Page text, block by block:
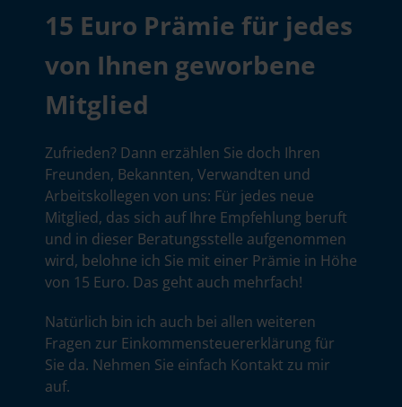
15 Euro Prämie für jedes
von Ihnen geworbene
Mitglied
Zufrieden? Dann erzählen Sie doch Ihren
Freunden, Bekannten, Verwandten und
Arbeitskollegen von uns: Für jedes neue
Mitglied, das sich auf Ihre Empfehlung beruft
und in dieser Beratungsstelle aufgenommen
wird, belohne ich Sie mit einer Prämie in Höhe
von 15 Euro. Das geht auch mehrfach!
Natürlich bin ich auch bei allen weiteren
Fragen zur Einkommensteuererklärung für
Sie da. Nehmen Sie einfach Kontakt zu mir
auf.